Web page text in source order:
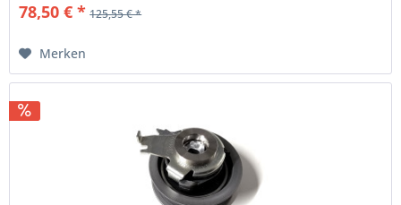
78,50 € * 125,55 € *
Merken